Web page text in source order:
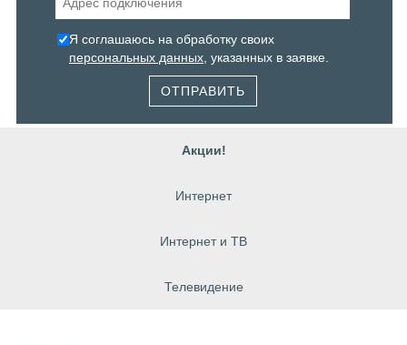
Я соглашаюсь на обработку своих
персональных данных , указанных в заявке.
ОТПРАВИТЬ
Акции!
Интернет
Интернет и ТВ
Телевидение